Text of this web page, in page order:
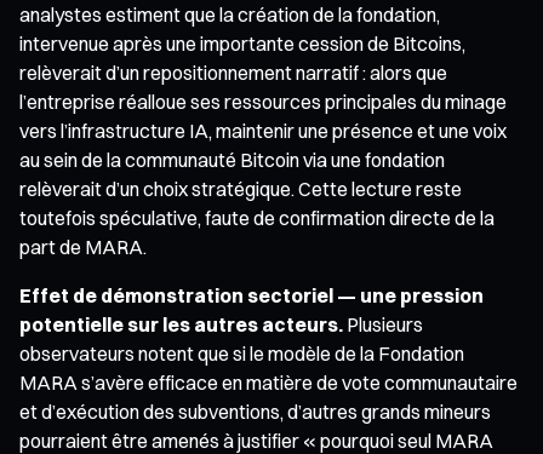
analystes estiment que la création de la fondation,
intervenue après une importante cession de Bitcoins,
relèverait d’un repositionnement narratif : alors que
l’entreprise réalloue ses ressources principales du minage
vers l’infrastructure IA, maintenir une présence et une voix
au sein de la communauté Bitcoin via une fondation
relèverait d’un choix stratégique. Cette lecture reste
toutefois spéculative, faute de confirmation directe de la
part de MARA.
Effet de démonstration sectoriel — une pression
potentielle sur les autres acteurs. Plusieurs
observateurs notent que si le modèle de la Fondation
MARA s’avère efficace en matière de vote communautaire
et d’exécution des subventions, d’autres grands mineurs
pourraient être amenés à justifier « pourquoi seul MARA